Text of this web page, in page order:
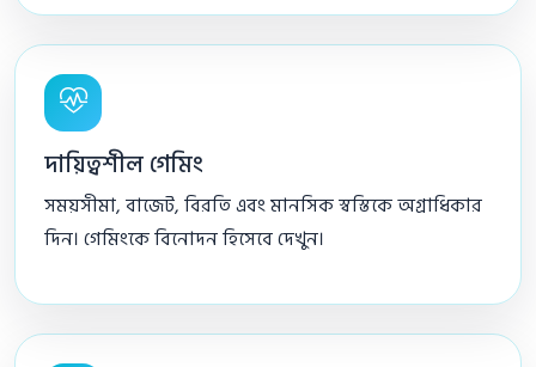
দায়িত্বশীল গেমিং
সময়সীমা, বাজেট, বিরতি এবং মানসিক স্বস্তিকে অগ্রাধিকার
দিন। গেমিংকে বিনোদন হিসেবে দেখুন।